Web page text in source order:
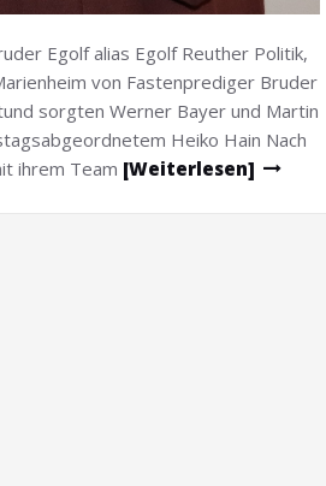
Egolf alias Egolf Reuther Politik,
von Fastenprediger Bruder
sorgten Werner Bayer und Martin
Heiko Hain Nach
ihrem Team [Weiterlesen]